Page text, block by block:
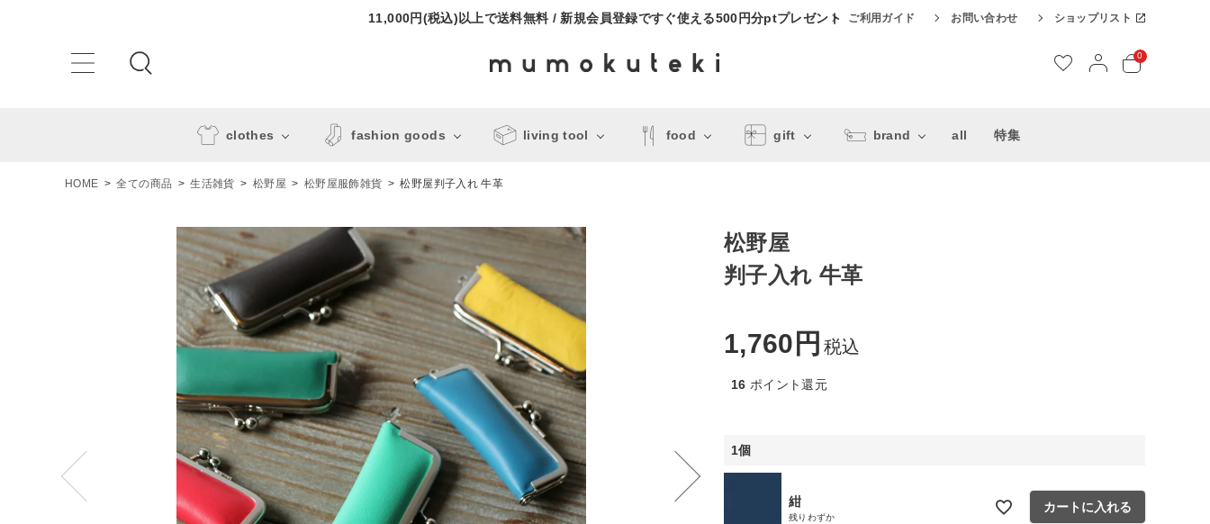
11,000円(税込)以上で送料無料 / 新規会員登録ですぐ使える500円分ptプレゼント ご利用ガイド お問い合わせ ショップリスト
0
clothes fashion goods living tool food gift brand all 特集
新規会員登録
HOME 全ての商品 生活雑貨 松野屋 松野屋服飾雑貨 松野屋判子入れ 牛革
松野屋
判子入れ 牛革
1,760 税込
16 ポイント還元
1個
紺
残りわずか
カートに入れる